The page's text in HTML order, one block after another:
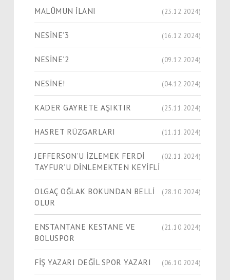
MALÛMUN İLANI (23.12.2024)
NESİNE’3 (16.12.2024)
NESİNE’2 (09.12.2024)
NESİNE! (04.12.2024)
KADER GAYRETE AŞIKTIR (25.11.2024)
HASRET RÜZGARLARI (11.11.2024)
JEFFERSON’U İZLEMEK FERDİ
TAYFUR’U DİNLEMEKTEN KEYİFLİ
(02.11.2024)
OLGAÇ OĞLAK BOKUNDAN BELLİ
OLUR
(28.10.2024)
ENSTANTANE KESTANE VE
BOLUSPOR
(21.10.2024)
FİŞ YAZARI DEĞİL SPOR YAZARI (06.10.2024)